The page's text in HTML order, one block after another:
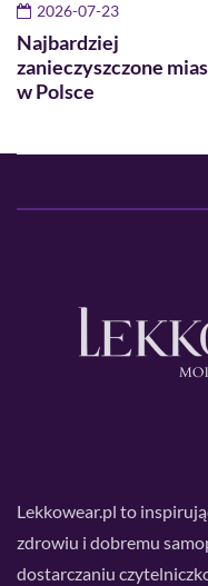
2026-07-23
Najbardziej
zanieczyszczone
w Polsce
Lekkowear.pl to
zdrowiu i dobremu
dostarczaniu